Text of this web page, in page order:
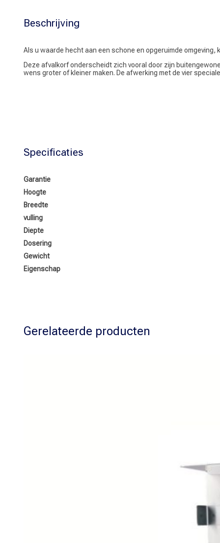
Beschrijving
Als u waarde hecht aan een schone en opgeruimde
Deze afvalkorf onderscheidt zich vooral door zijn
wens groter of kleiner maken. De afwerking met de vier
Specificaties
Garantie
Hoogte
Breedte
vulling
Diepte
Dosering
Gewicht
Eigenschap
Gerelateerde producten